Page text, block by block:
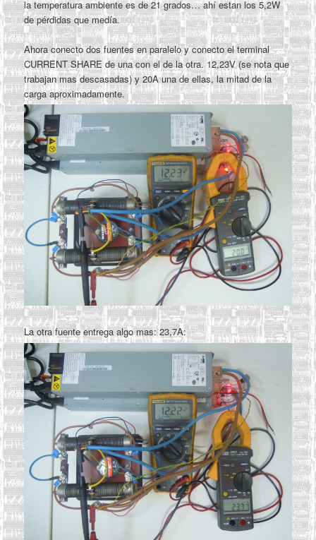
la temperatura ambiente es de 21 grados… ahí estan los 5,2W
de pérdidas que medía.
Ahora conecto dos fuentes en paralelo y conecto el terminal
CURRENT SHARE de una con el de la otra. 12,23V (se nota que
trabajan mas descasadas) y 20A una de ellas, la mitad de la
carga aproximadamente.
La otra fuente entrega algo mas: 23,7A: